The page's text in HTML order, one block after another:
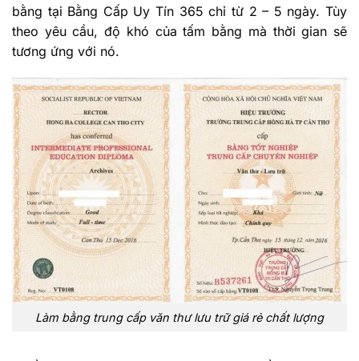
bằng tại Bằng Cấp Uy Tín 365 chỉ từ 2 – 5 ngày. Tùy
theo yêu cầu, độ khó của tấm bằng mà thời gian sẽ
tương ứng với nó.
Làm bằng trung cấp văn thư lưu trữ giá rẻ chất lượng